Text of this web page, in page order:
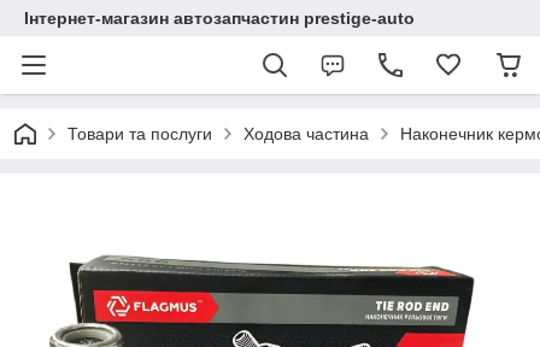
Інтернет-магазин автозапчастин prestige-auto
Товари та послуги Ходова частина Наконечник